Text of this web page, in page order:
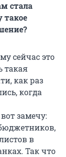
стала
такое
сейчас это
такая
как раз
когда
замечу:
в
Так что